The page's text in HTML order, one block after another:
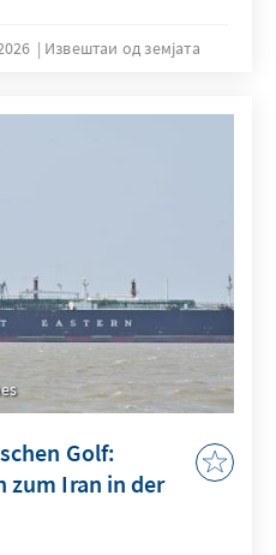
Извештаи од земјата
Golf:
zum Iran in der